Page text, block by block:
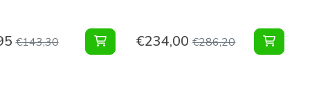
toevoegen aan winkelwagen
Vacuumzakken+opbergtas [Set 10
€143,30 Vacuüm Opbergzakken Home XL [Set
€234,00€286,20